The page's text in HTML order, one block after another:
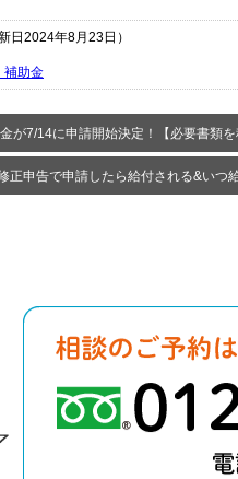
新日2024年8月23日）
補助金
が7/14に申請開始決定！【必要書類を
正申告で申請したら給付される&い